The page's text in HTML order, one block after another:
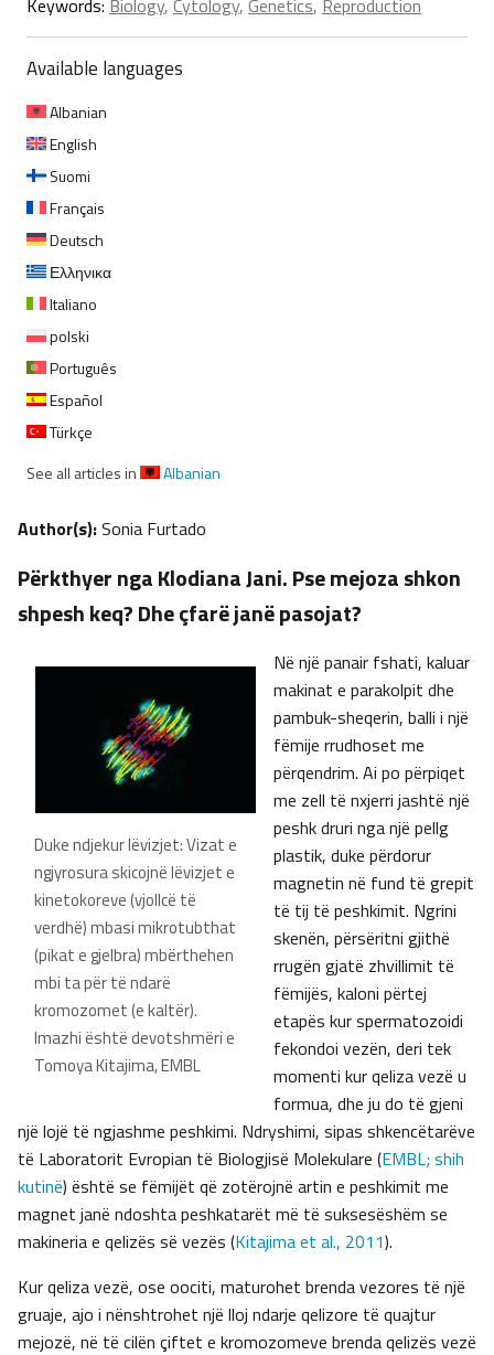
Keywords: Biology, Cytology, Genetics, Reproduction
Available languages
Albanian
English
Suomi
Français
Deutsch
Ελληνικα
Italiano
polski
Português
Español
Türkçe
See all articles in
Albanian
Author(s):Sonia Furtado
Përkthyer nga Klodiana Jani. Pse mejoza shkon
shpesh keq? Dhe çfarë janë pasojat?
Duke ndjekur lëvizjet: Vizat e
ngjyrosura skicojnë lëvizjet e
kinetokoreve (vjollcë të
verdhë) mbasi mikrotubthat
(pikat e gjelbra) mbërthehen
mbi ta për të ndarë
kromozomet (e kaltër).
Imazhi është devotshmëri e
Tomoya Kitajima, EMBL
Në një panair fshati, kaluar
makinat e parakolpit dhe
pambuk-sheqerin, balli i një
fëmije rrudhoset me
përqendrim. Ai po përpiqet
me zell të nxjerri jashtë një
peshk druri nga një pellg
plastik, duke përdorur
magnetin në fund të grepit
të tij të peshkimit. Ngrini
skenën, përsëritni gjithë
rrugën gjatë zhvillimit të
fëmijës, kaloni përtej
etapës kur spermatozoidi
fekondoi vezën, deri tek
momenti kur qeliza vezë u
formua, dhe ju do të gjeni
një lojë të ngjashme peshkimi. Ndryshimi, sipas shkencëtarëve
të Laboratorit Evropian të Biologjisë Molekulare (EMBL; shih
kutinë) është se fëmijët që zotërojnë artin e peshkimit me
magnet janë ndoshta peshkatarët më të suksesëshëm se
makineria e qelizës së vezës (Kitajima et al., 2011).
Kur qeliza vezë, ose oociti, maturohet brenda vezores të një
gruaje, ajo i nënshtrohet një lloj ndarje qelizore të quajtur
mejozë, në të cilën çiftet e kromozomeve brenda qelizës vezë